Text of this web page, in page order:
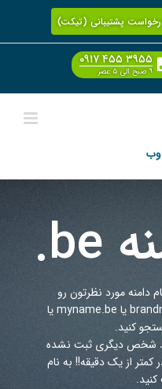
پشتیبانی (تیکت)
۰۹۱۷ ۴۵۵ ۳۹۵۵
۹ صبح الی ۵ عصر
.be
دامنه مورد نظرتون رو
(مثلا brandname.be یا myname.be یا
کنید.
شخص دیگری ثبت نشده
کمتر از یک دقیقه!! به نام